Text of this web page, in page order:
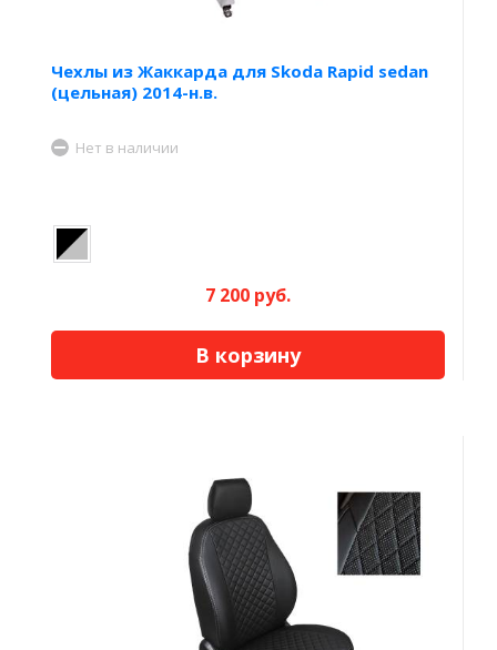
Чехлы из Жаккарда для Skoda Rapid sedan
(цельная) 2014-н.в.
Нет в наличии
7 200 руб.
В корзину